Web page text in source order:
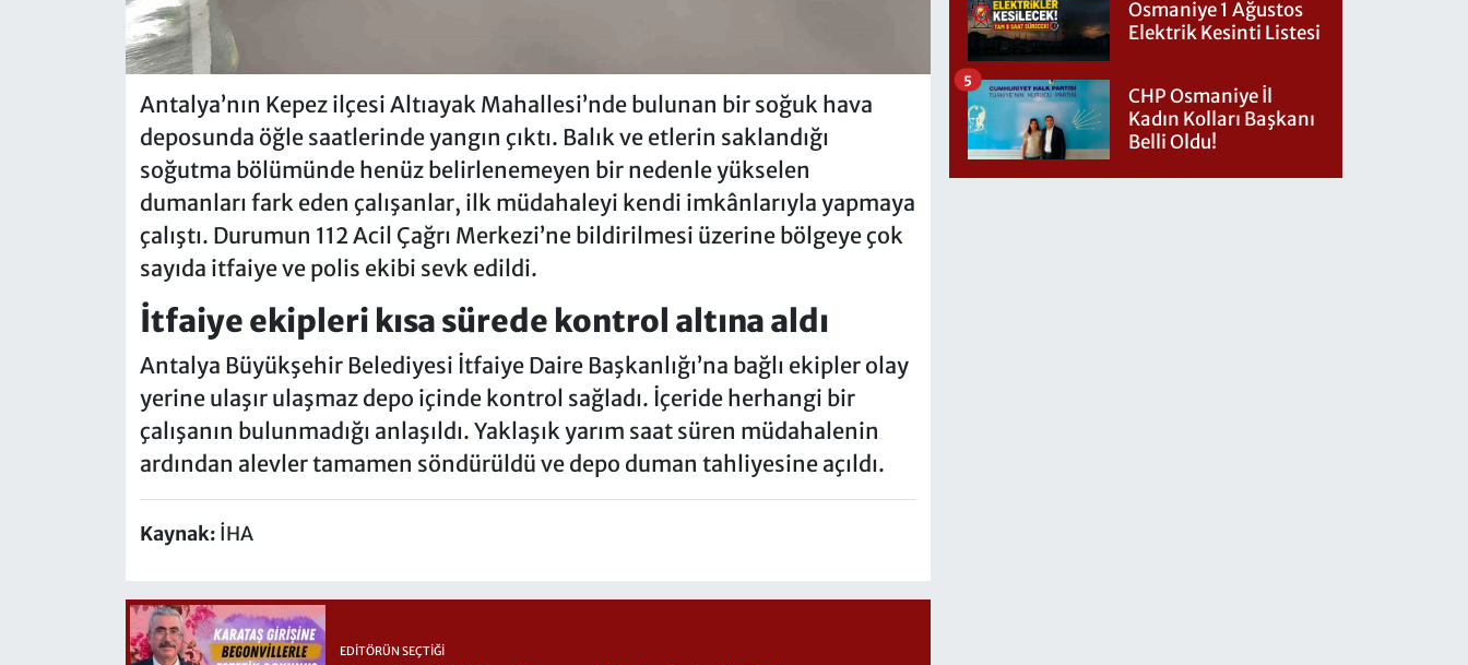
Antalya’nın Kepez ilçesi Altıayak Mahallesi’nde bulunan bir soğuk hava
deposunda öğle saatlerinde yangın çıktı. Balık ve etlerin saklandığı
soğutma bölümünde henüz belirlenemeyen bir nedenle yükselen
dumanları fark eden çalışanlar, ilk müdahaleyi kendi imkânlarıyla yapmaya
çalıştı. Durumun 112 Acil Çağrı Merkezi’ne bildirilmesi üzerine bölgeye çok
sayıda itfaiye ve polis ekibi sevk edildi.
İtfaiye ekipleri kısa sürede kontrol altına aldı
Antalya Büyükşehir Belediyesi İtfaiye Daire Başkanlığı’na bağlı ekipler olay
yerine ulaşır ulaşmaz depo içinde kontrol sağladı. İçeride herhangi bir
çalışanın bulunmadığı anlaşıldı. Yaklaşık yarım saat süren müdahalenin
ardından alevler tamamen söndürüldü ve depo duman tahliyesine açıldı.
Kaynak: İHA
EDITÖRÜN SEÇTIĞI
Osmaniye 1 Ağustos
Elektrik Kesinti Listesi
CHP Osmaniye İl
Kadın Kolları Başkanı
Belli Oldu!
5